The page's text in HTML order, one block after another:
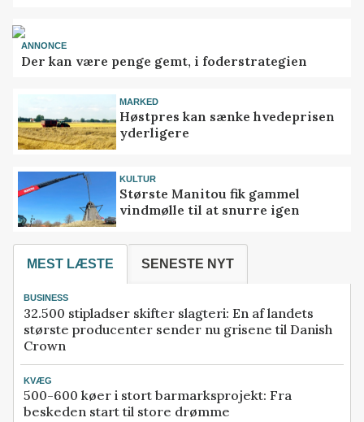
ANNONCE
Der kan være penge gemt, i foderstrategien
MARKED
Høstpres kan sænke hvedeprisen
yderligere
KULTUR
Største Manitou fik gammel
vindmølle til at snurre igen
MEST LÆSTE SENESTE NYT
BUSINESS
32.500 stipladser skifter slagteri: En af landets
største producenter sender nu grisene til Danish
Crown
KVÆG
500-600 køer i stort barmarksprojekt: Fra
beskeden start til store drømme